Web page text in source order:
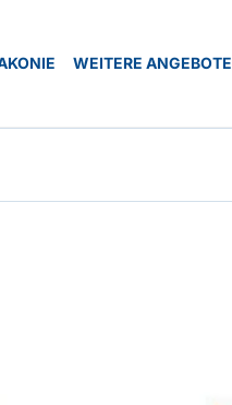
WEITERE ANGEBOTE